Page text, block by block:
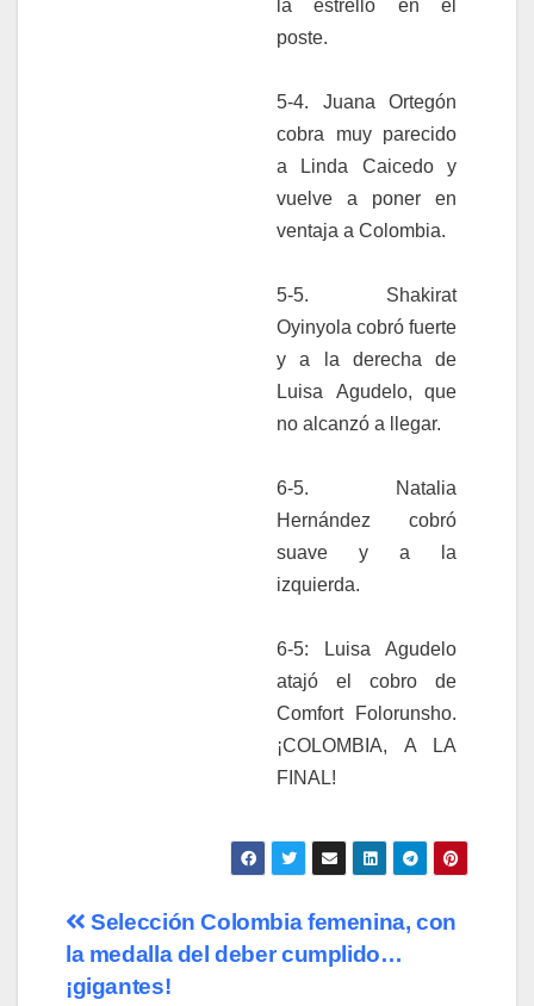
la estrelló en el
poste.
5-4. Juana Ortegón
cobra muy parecido
a Linda Caicedo y
vuelve a poner en
ventaja a Colombia.
5-5. Shakirat
Oyinyola cobró fuerte
y a la derecha de
Luisa Agudelo, que
no alcanzó a llegar.
6-5. Natalia
Hernández cobró
suave y a la
izquierda.
6-5: Luisa Agudelo
atajó el cobro de
Comfort Folorunsho.
¡COLOMBIA, A LA
FINAL!
Selección Colombia femenina, con
la medalla del deber cumplido…
¡gigantes!